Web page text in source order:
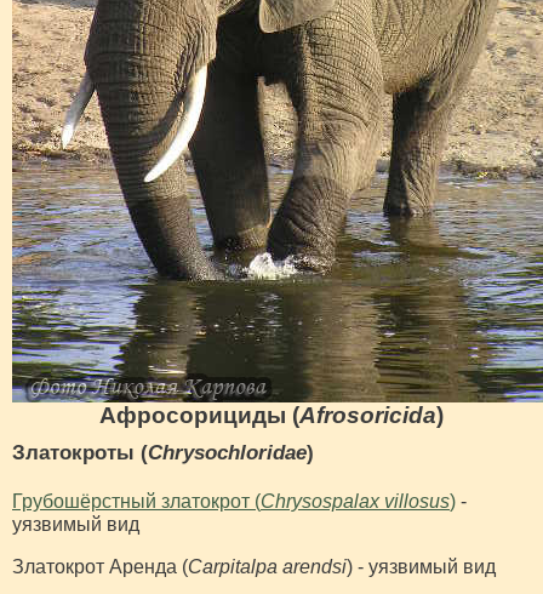
Афросорициды (Afrosoricida)
Златокроты (Chrysochloridae)
Грубошёрстный златокрот (Chrysospalax villosus) -
уязвимый вид
Златокрот Аренда (Carpitalpa arendsi) - уязвимый вид